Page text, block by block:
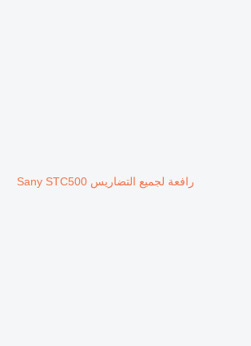
رافعة لجميع التضاريس Sany STC500